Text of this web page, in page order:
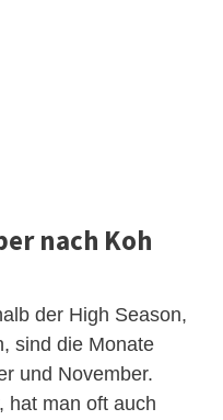
nach Koh
der High Season,
sind die Monate
und November.
hat man oft auch